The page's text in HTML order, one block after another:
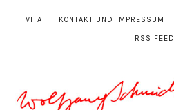
VITA KONTAKT UND IMPRESSUM
RSS FEED